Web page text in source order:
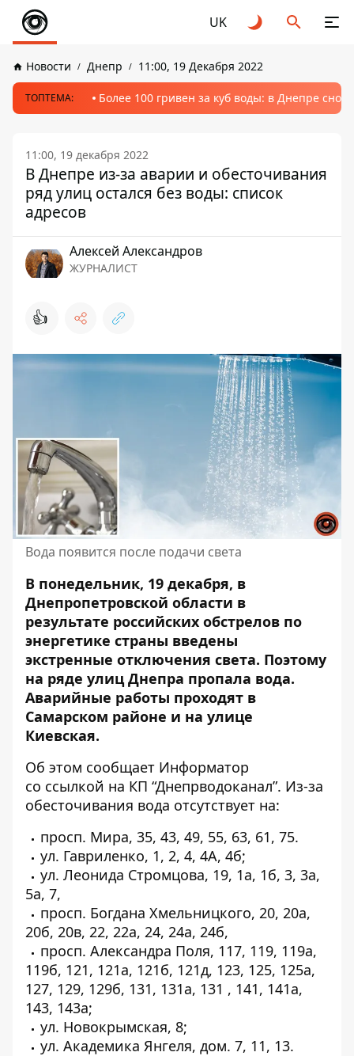
UK
Новости Днепр 11:00, 19 Декабря 2022
ТОПТЕМА: Более 100 гривен за куб воды: в Днепре
11:00, 19 декабря 2022
В Днепре из-за аварии и обесточивания
ряд улиц остался без воды: список
адресов
Алексей Александров
ЖУРНАЛИСТ
👍
Вода появится после подачи света
В понедельник, 19 декабря, в
Днепропетровской области в
результате российских обстрелов по
энергетике страны введены
экстренные отключения света. Поэтому
на ряде улиц Днепра пропала вода.
Аварийные работы проходят в
Самарском районе и на улице
Киевская.
Об этом сообщает Информатор
со ссылкой на КП “Днепрводоканал”. Из-за
обесточивания вода отсутствует на:
просп. Мира, 35, 43, 49, 55, 63, 61, 75.
ул. Гавриленко, 1, 2, 4, 4А, 4б;
ул. Леонида Стромцова, 19, 1а, 1б, 3, 3а,
5а, 7,
просп. Богдана Хмельницкого, 20, 20а,
20б, 20в, 22, 22а, 24, 24а, 24б,
просп. Александра Поля, 117, 119, 119а,
119б, 121, 121а, 121б, 121д, 123, 125, 125а,
127, 129, 129б, 131, 131а, 131 , 141, 141а,
143, 143а;
ул. Новокрымская, 8;
ул. Академика Янгеля, дом. 7, 11, 13.